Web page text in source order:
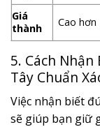
Giá
thành
Cao hơn
5. Cách
Tây Chuẩn
Việc nhận biết
sẽ giúp bạn giữ